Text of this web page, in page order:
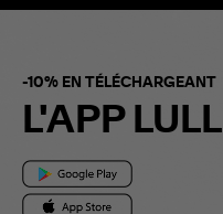
-10% EN TÉLÉCHARGEANT
L'APP LULLI